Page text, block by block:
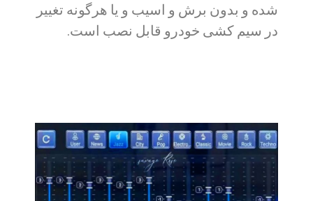
شده و بدون برش و اسیب و یا هرگونه تغییر
در سیم کشی خودرو قابل نصب است.